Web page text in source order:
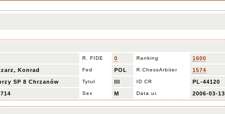
R. FIDE 0 Ranking 1600
Konrad Fed POL R.ChessArbiter 1574
SP 8 Chrzanów Tytuł III ID CR PL-44120
Sex M Data ur. 2006-03-13